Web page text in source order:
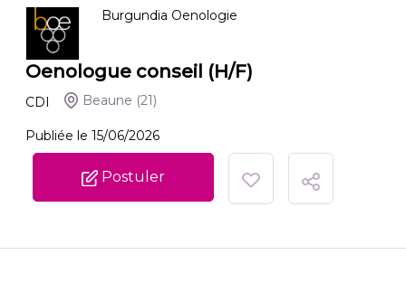
Burgundia Oenologie
Oenologue conseil (H/F)
CDI Beaune (21)
Publiée le 15/06/2026
Postuler